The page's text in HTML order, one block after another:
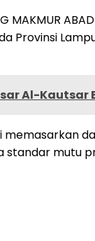
MAKMUR
Provinsi
Al-Kautsar
mutu